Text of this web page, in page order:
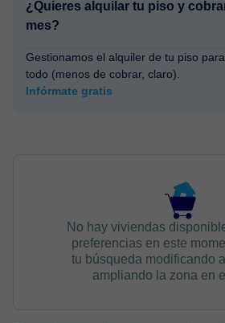
¿Quieres alquilar tu piso y
mes?
Gestionamos el alquiler de tu piso
todo (menos de cobrar, claro).
Infórmate gratis
No hay viviendas
preferencias en este
tu búsqueda modificando
ampliando la zona en